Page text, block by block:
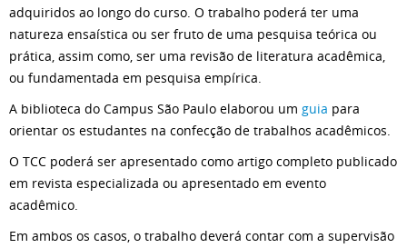
adquiridos ao longo do curso. O trabalho poderá ter uma
natureza ensaística ou ser fruto de uma pesquisa teórica ou
prática, assim como, ser uma revisão de literatura acadêmica,
ou fundamentada em pesquisa empírica.
A biblioteca do Campus São Paulo elaborou um guia para
orientar os estudantes na confecção de trabalhos acadêmicos.
O TCC poderá ser apresentado como artigo completo publicado
em revista especializada ou apresentado em evento
acadêmico.
Em ambos os casos, o trabalho deverá contar com a supervisão